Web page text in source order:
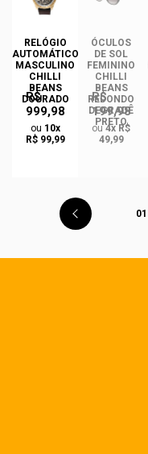
RELÓGIO
AUTOMÁTICO
MASCULINO
CHILLI
BEANS
DOURADO
R$
999,98
ou 10x
R$ 99,99
ÓCULOS
DE SOL
FEMININO
CHILLI
BEANS
REDONDO
DEGRADÊ
PRETO
R$
199,98
ou4x R$
49,99
01